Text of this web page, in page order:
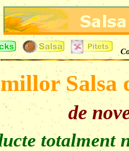
Salsa
de
totalment